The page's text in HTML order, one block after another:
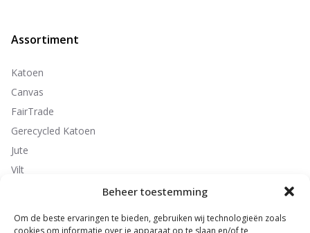
Beheer toestemming
Om de beste ervaringen te bieden, gebruiken wij technologieën zoals
cookies om informatie over je apparaat op te slaan en/of te
Assortiment
Katoen
Canvas
FairTrade
Gerecycled Katoen
Jute
Vilt